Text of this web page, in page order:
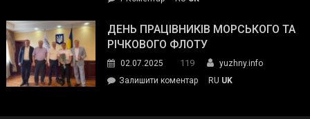
Південного
зустрілася
представниками
молодіжної
ДЕНЬ ПРАЦІВНИКІВ МОРСЬКОГО ТА
РІЧКОВОГО ФЛОТУ
02.07.2025 119
yuzhny.info
Залишити коментарon
RU UK